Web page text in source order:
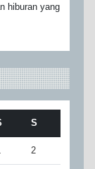
hiburan yang
S
2